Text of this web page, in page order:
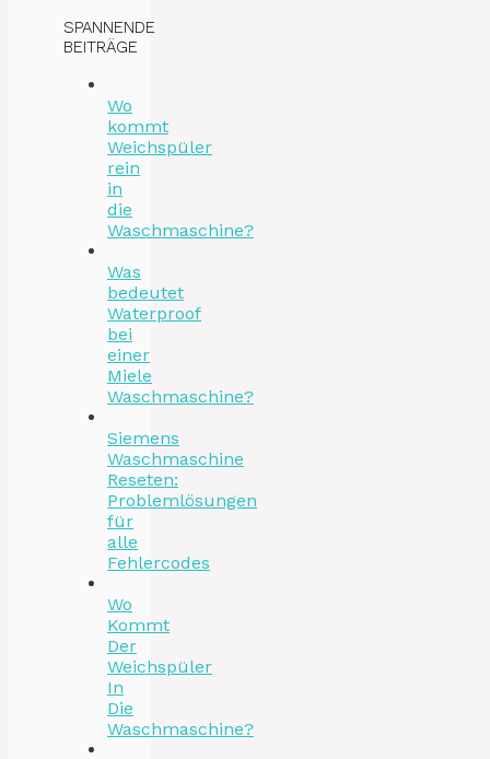
SPANNENDE
BEITRÄGE
Wo
kommt
Weichspüler
rein
in
die
Waschmaschine?
Was
bedeutet
Waterproof
bei
einer
Miele
Waschmaschine?
Siemens
Waschmaschine
Reseten:
Problemlösungen
für
alle
Fehlercodes
Wo
Kommt
Der
Weichspüler
In
Die
Waschmaschine?